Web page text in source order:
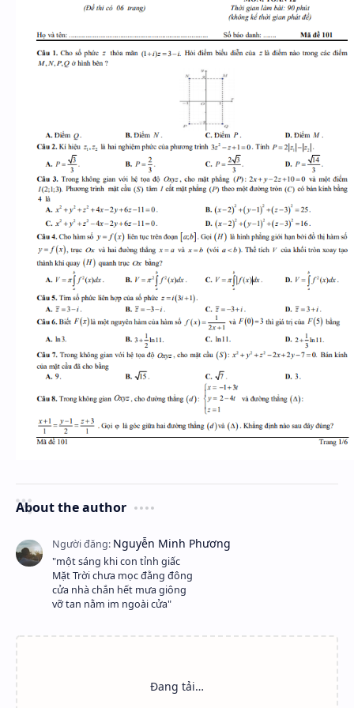
About the author
"một sáng khi con tỉnh giấc
Mặt Trời chưa mọc đằng đông
cửa nhà chắn hết mưa giông
vỡ tan nằm im ngoài cửa"